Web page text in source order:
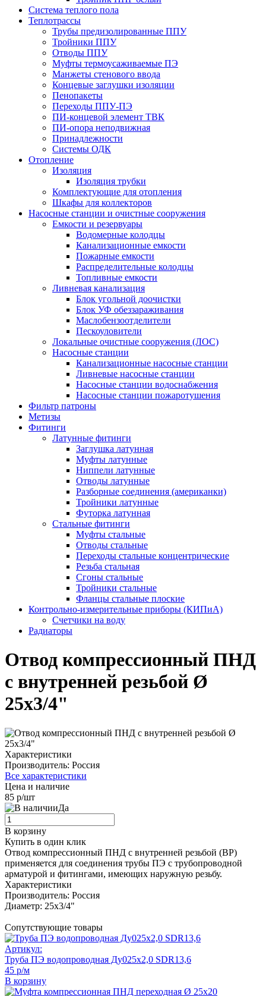
Система теплого пола
Теплотрассы
Трубы предизолированные ППУ
Тройники ППУ
Отводы ППУ
Муфты термоусаживаемые ПЭ
Манжеты стенового ввода
Концевые заглушки изоляции
Пенопакеты
Переходы ППУ-ПЭ
ПИ-концевой элемент ТВК
ПИ-опора неподвижная
Принадлежности
Системы ОДК
Отопление
Изоляция
Изоляция трубки
Комплектующие для отопления
Шкафы для коллекторов
Насосные станции и очистные сооружения
Емкости и резервуары
Водомерные колодцы
Канализационные емкости
Пожарные емкости
Распределительные колодцы
Топливные емкости
Ливневая канализация
Блок угольной доочистки
Блок УФ обеззараживания
Маслобензоотделители
Пескоуловители
Локальные очистные сооружения (ЛОС)
Насосные станции
Канализационные насосные станции
Ливневые насосные станции
Насосные станции водоснабжения
Насосные станции пожаротушения
Фильтр патроны
Метизы
Фитинги
Латунные фитинги
Заглушка латунная
Муфты латунные
Ниппели латунные
Отводы латунные
Разборные соединения (американки)
Тройники латунные
Футорка латунная
Стальные фитинги
Муфты стальные
Отводы стальные
Переходы стальные концентрические
Резьба стальная
Сгоны стальные
Тройники стальные
Фланцы стальные плоские
Контрольно-измерительные приборы (КИПиА)
Счетчики на воду
Радиаторы
Отвод компрессионный ПНД
с внутренней резьбой Ø
25х3/4"
Характеристики
Производитель: Россия
Все характеристики
Цена и наличие
85 р/шт
Да
В корзину
Купить в один клик
Отвод компрессионный ПНД с внутренней резьбой (ВР)
применяется для соединения трубы ПЭ с трубопроводной
арматурой и фитингами, имеющих наружную резьбу.
Характеристики
Производитель: Россия
Диаметр: 25х3/4"
Сопутствующие товары
Артикул:
Труба ПЭ водопроводная Ду025х2,0 SDR13,6
45 р/м
В корзину